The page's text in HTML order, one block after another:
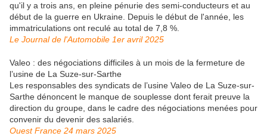
qu'il y a trois ans, en pleine pénurie des semi-conducteurs et au
début de la guerre en Ukraine. Depuis le début de l'année, les
immatriculations ont reculé au total de 7,8 %.
Le Journal de l'Automobile 1er avril 2025
Valeo : des négociations difficiles à un mois de la fermeture de
l’usine de La Suze-sur-Sarthe
Les responsables des syndicats de l’usine Valeo de La Suze-sur-
Sarthe dénoncent le manque de souplesse dont ferait preuve la
direction du groupe, dans le cadre des négociations menées pour
convenir du devenir des salariés.
Ouest France 24 mars 2025